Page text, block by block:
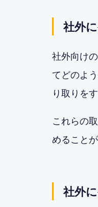
社外
社外向け
てどのよ
り取りを
これらの
めることが
社外